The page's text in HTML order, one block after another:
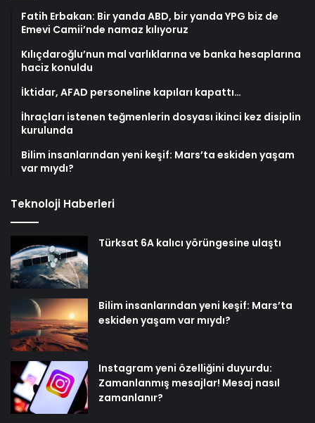
Fatih Erbakan: Bir yanda ABD, bir yanda YPG biz de
Emevi Camii’nde namaz kılıyoruz
Kılıçdaroğlu’nun mal varlıklarına ve banka hesaplarına
haciz konuldu
İktidar, AFAD personeline kapıları kapattı…
İhraçları istenen teğmenlerin dosyası ikinci kez disiplin
kurulunda
Bilim insanlarından yeni keşif: Mars’ta eskiden yaşam
var mıydı?
Teknoloji Haberleri
Türksat 6A kalıcı yörüngesine ulaştı
Bilim insanlarından yeni keşif: Mars’ta
eskiden yaşam var mıydı?
Instagram yeni özelliğini duyurdu:
Zamanlanmış mesajlar! Mesaj nasıl
zamanlanır?